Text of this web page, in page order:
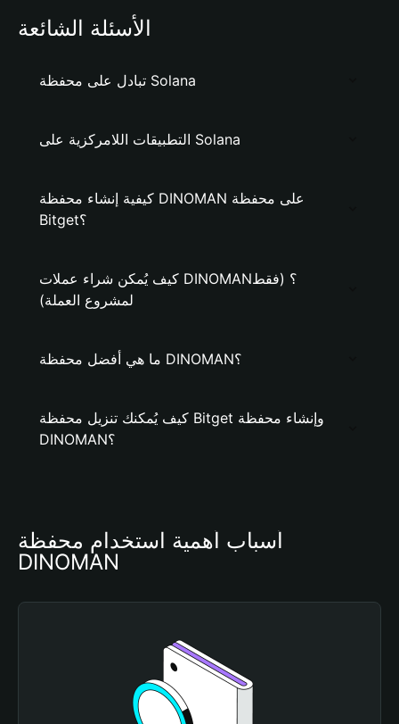
الأسئلة الشائعة
تبادل على محفظة Solana
التطبيقات اللامركزية على Solana
كيفية إنشاء محفظة DINOMAN على محفظة
Bitget؟
كيف يُمكن شراء عملات DINOMAN؟ (فقط
لمشروع العملة)
ما هي أفضل محفظة DINOMAN؟
كيف يُمكنك تنزيل محفظة Bitget وإنشاء محفظة
DINOMAN؟
أسباب أهمية استخدام محفظة
DINOMAN